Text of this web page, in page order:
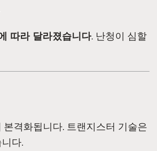
따라 달라졌습니다. 난청이 심할
본격화됩니다. 트랜지스터 기술은
다.